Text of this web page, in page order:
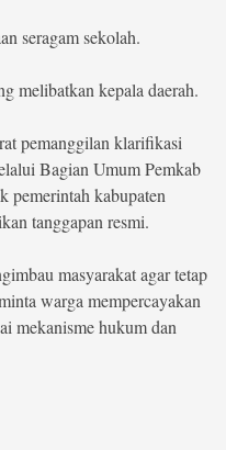
seragam sekolah.
melibatkan kepala daerah.
pemanggilan klarifikasi
Bagian Umum Pemkab
pemerintah kabupaten
tanggapan resmi.
masyarakat agar tetap
warga mempercayakan
mekanisme hukum dan